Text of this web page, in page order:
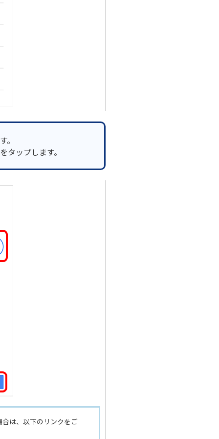
。
タップします。
は、以下のリンクをご